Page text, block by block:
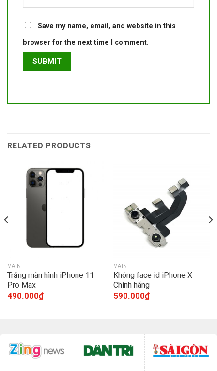
Save my name, email, and website in this
browser for the next time I comment.
RELATED PRODUCTS
MAIN
Trắng màn hình iPhone 11
Pro Max
490.000₫
MAIN
Không face id iPhone X
Chính hãng
590.000₫